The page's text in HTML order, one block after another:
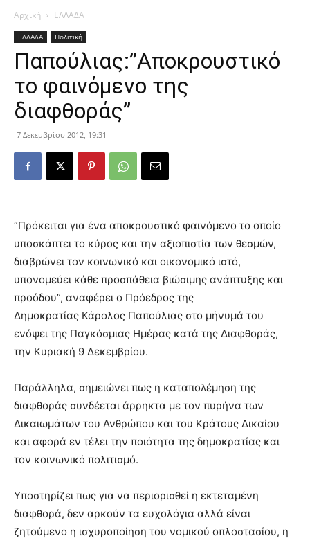
Αρχική ΕΛΛΑΔΑ
ΕΛΛΑΔΑ Πολιτική
Παπούλιας:”Αποκρουστικό
το φαινόμενο της
διαφθοράς”
7 Δεκεμβρίου 2012, 19:31
“Πρόκειται για ένα αποκρουστικό φαινόμενο το οποίο
υποσκάπτει το κύρος και την αξιοπιστία των θεσμών,
διαβρώνει τον κοινωνικό και οικονομικό ιστό,
υπονομεύει κάθε προσπάθεια βιώσιμης ανάπτυξης και
προόδου”, αναφέρει ο Πρόεδρος της
Δημοκρατίας Κάρολος Παπούλιας στο μήνυμά του
ενόψει της Παγκόσμιας Ημέρας κατά της Διαφθοράς,
την Κυριακή 9 Δεκεμβρίου.
Παράλληλα, σημειώνει πως η καταπολέμηση της
διαφθοράς συνδέεται άρρηκτα με τον πυρήνα των
Δικαιωμάτων του Ανθρώπου και του Κράτους Δικαίου
και αφορά εν τέλει την ποιότητα της δημοκρατίας και
τον κοινωνικό πολιτισμό.
Υποστηρίζει πως για να περιορισθεί η εκτεταμένη
διαφθορά, δεν αρκούν τα ευχολόγια αλλά είναι
ζητούμενο η ισχυροποίηση του νομικού οπλοστασίου, η